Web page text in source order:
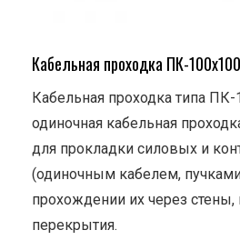
Кабельная проходка ПК-
Кабельная проходка типа
одиночная кабельная
для прокладки силовых и
(одиночным кабелем,
прохождении их через стены,
перекрытия.